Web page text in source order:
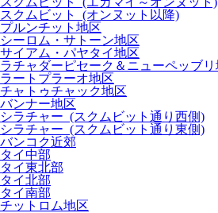
スクムビット (オンヌット以降)
プルンチット地区
シーロム・サトーン地区
サイアム・パヤタイ地区
ラチャダーピセーク＆ニューペッブリ
ラートプラーオ地区
チャトゥチャック地区
バンナー地区
シラチャー (スクムビット通り西側)
シラチャー (スクムビット通り東側)
バンコク近郊
タイ中部
タイ東北部
タイ北部
タイ南部
チットロム地区